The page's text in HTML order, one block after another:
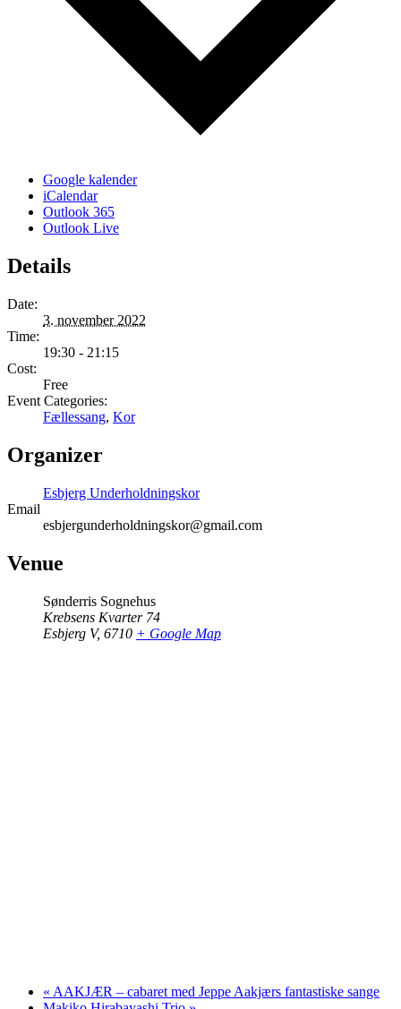
Google kalender
iCalendar
Outlook 365
Outlook Live
Details
Date:
3. november 2022
Time:
19:30 - 21:15
Cost:
Free
Event Categories:
Fællessang, Kor
Organizer
Esbjerg Underholdningskor
Email
esbjergunderholdningskor@gmail.com
Venue
Sønderris Sognehus
Krebsens Kvarter 74
Esbjerg V, 6710 + Google Map
« AAKJÆR – cabaret med Jeppe Aakjærs fantastiske sange